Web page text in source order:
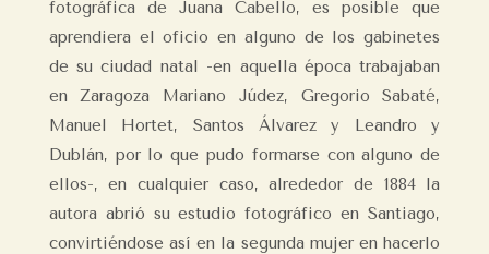
fotográfica de Juana Cabello, es posible que
aprendiera el oficio en alguno de los gabinetes
de su ciudad natal -en aquella época trabajaban
en Zaragoza Mariano Júdez, Gregorio Sabaté,
Manuel Hortet, Santos Álvarez y Leandro y
Dublán, por lo que pudo formarse con alguno de
ellos-, en cualquier caso, alrededor de 1884 la
autora abrió su estudio fotográfico en Santiago,
convirtiéndose así en la segunda mujer en hacerlo